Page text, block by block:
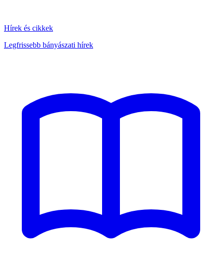
Hírek és cikkek
Legfrissebb bányászati hírek